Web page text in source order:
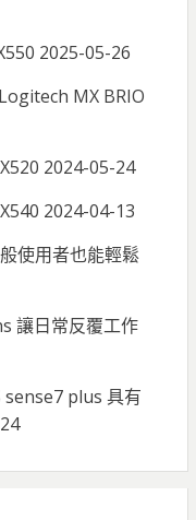
2025-05-26
MX BRIO
2024-05-24
2024-04-13
使用者也能輕鬆
讓日常反覆工作
sense7 plus 具有